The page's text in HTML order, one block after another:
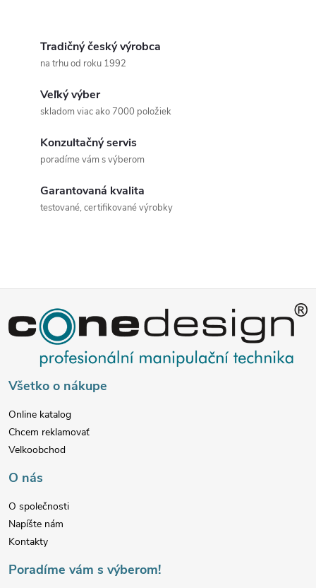
r
v
y
v
ý
p
i
s
u
Tradičný český výrobca
na trhu od roku 1992
Veľký výber
skladom viac ako 7000 položiek
Konzultačný servis
poradíme vám s výberom
Garantovaná kvalita
testované, certifikované výrobky
á
p
ä
t
e
Všetko o nákupe
Online katalog
Chcem reklamovať
Velkoobchod
O nás
O společnosti
Napíšte nám
Kontakty
Poradíme vám s výberom!